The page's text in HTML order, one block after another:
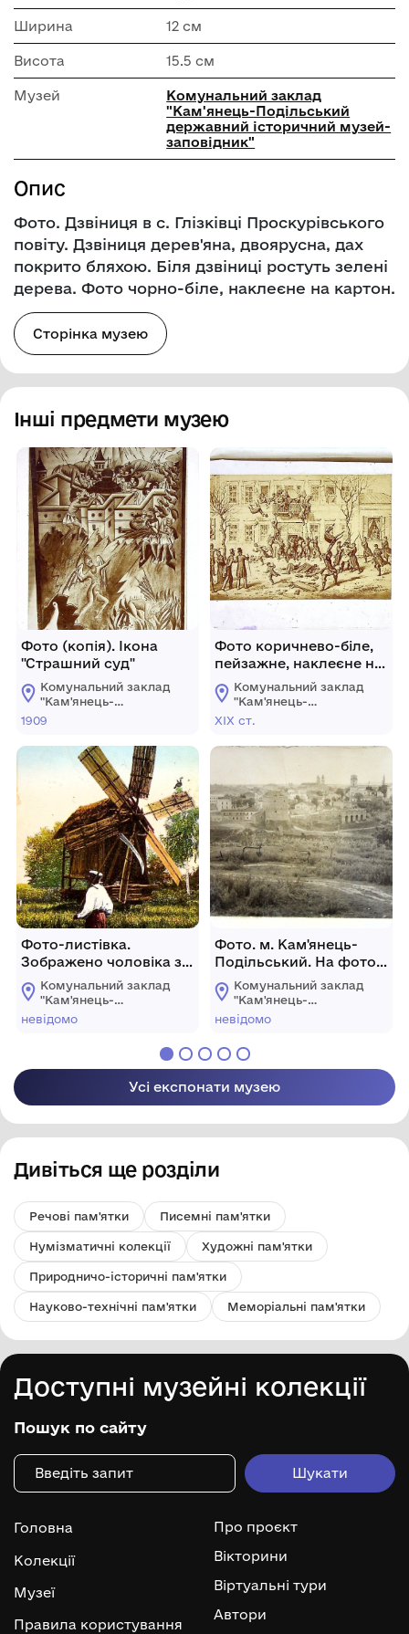
Ширина 12 см
Висота 15.5 см
Музей
Комунальний заклад
"Кам'янець-Подільський
державний історичний музей-
заповідник"
Опис
Фото. Дзвіниця в с. Глізківці Проскурівського
повіту. Дзвіниця дерев'яна, двоярусна, дах
покрито бляхою. Біля дзвіниці ростуть зелені
дерева. Фото чорно-біле, наклеєне на картон.
Сторінка музею
Інші предмети музею
Фото (копія). Ікона
"Страшний суд"
Комунальний заклад
"Кам'янець-
Подільський
історичний музей-
заповідник"
1909
Фото-листівка.
Зображено чоловіка з
косою у вітряного
млина
Комунальний заклад
"Кам'янець-
Подільський
державний
невідомо
Фото коричнево-біле,
пейзажне, наклеєне на
цупкий папір. На вулиці
м. Париж в дні
Паризької комуни ХІХ
Комунальний заклад
"Кам'янець-
історичний музей-
ХІХ ст.
Фото. м. Кам'янець-
Подільський. На фото
зображене Старе місто
з північної сторони
Комунальний заклад
"Кам'янець-
Подільський
державний
заповідник"
невідомо
Усі експонати музею
Дивіться ще розділи
Речові пам'ятки Писемні пам'ятки
Нумізматичні колекції Художні пам'ятки
Природничо-історичні пам'ятки
Науково-технічні пам'ятки Меморіальні пам'ятки
Доступні музейні колекції
Пошук по сайту
Головна
Колекції
Музеї
Правила користування
Про проєкт
Вікторини
Віртуальні тури
Автори